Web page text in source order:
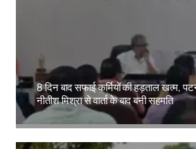
8 दिन बाद सफाई कर्मियों की हड़ताल खत्म,
नीतीश मिश्रा से वार्ता के बाद बनी सहमति